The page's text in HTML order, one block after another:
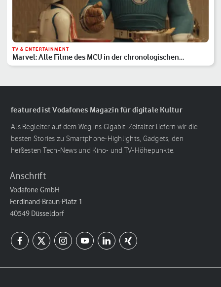
TV & ENTERTAINMENT
Marvel: Alle Filme des MCU in der chronologischen
Reihenfolge
featured ist Vodafones Magazin für digitale Kultur
Als Begleiter auf dem Weg ins Gigabit-Zeitalter liefern wir die
besten Stories zu Smartphone-Highlights, Gadgets, den
heißesten Tech-News und Kino- und TV-Höhepunkte.
Anschrift
Vodafone GmbH
Ferdinand-Braun-Platz 1
40549 Düsseldorf